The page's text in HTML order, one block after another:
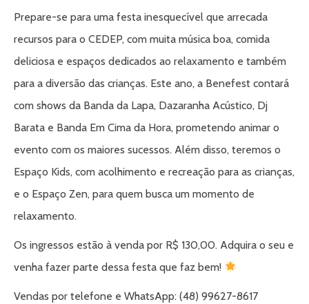
Prepare-se para uma festa inesquecível que arrecada
recursos para o CEDEP, com muita música boa, comida
deliciosa e espaços dedicados ao relaxamento e também
para a diversão das crianças. Este ano, a Benefest contará
com shows da Banda da Lapa, Dazaranha Acústico, Dj
Barata e Banda Em Cima da Hora, prometendo animar o
evento com os maiores sucessos. Além disso, teremos o
Espaço Kids, com acolhimento e recreação para as crianças,
e o Espaço Zen, para quem busca um momento de
relaxamento.
Os ingressos estão à venda por R$ 130,00. Adquira o seu e
venha fazer parte dessa festa que faz bem!
Vendas por telefone e WhatsApp: (48) 99627-8617